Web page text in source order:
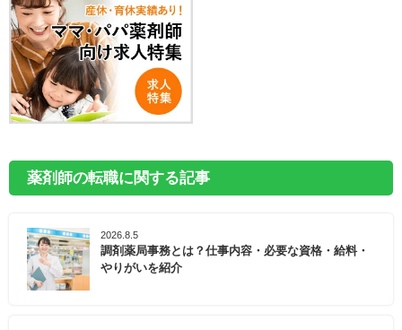
薬剤師の転職に関する記事
2026.8.5
調剤薬局事務とは？仕事内容・必要な資格・給料・
やりがいを紹介